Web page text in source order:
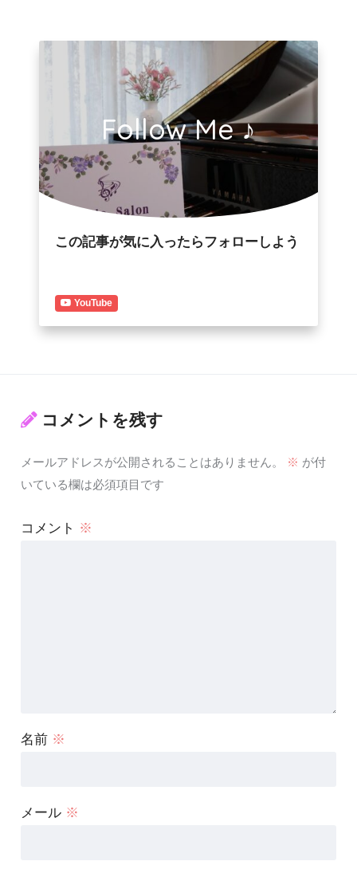
Follow Me ♪
この記事が気に入ったらフォローしよう
YouTube
コメントを残す
メールアドレスが公開されることはありません。 ※ が付
いている欄は必須項目です
コメント ※
名前 ※
メール ※